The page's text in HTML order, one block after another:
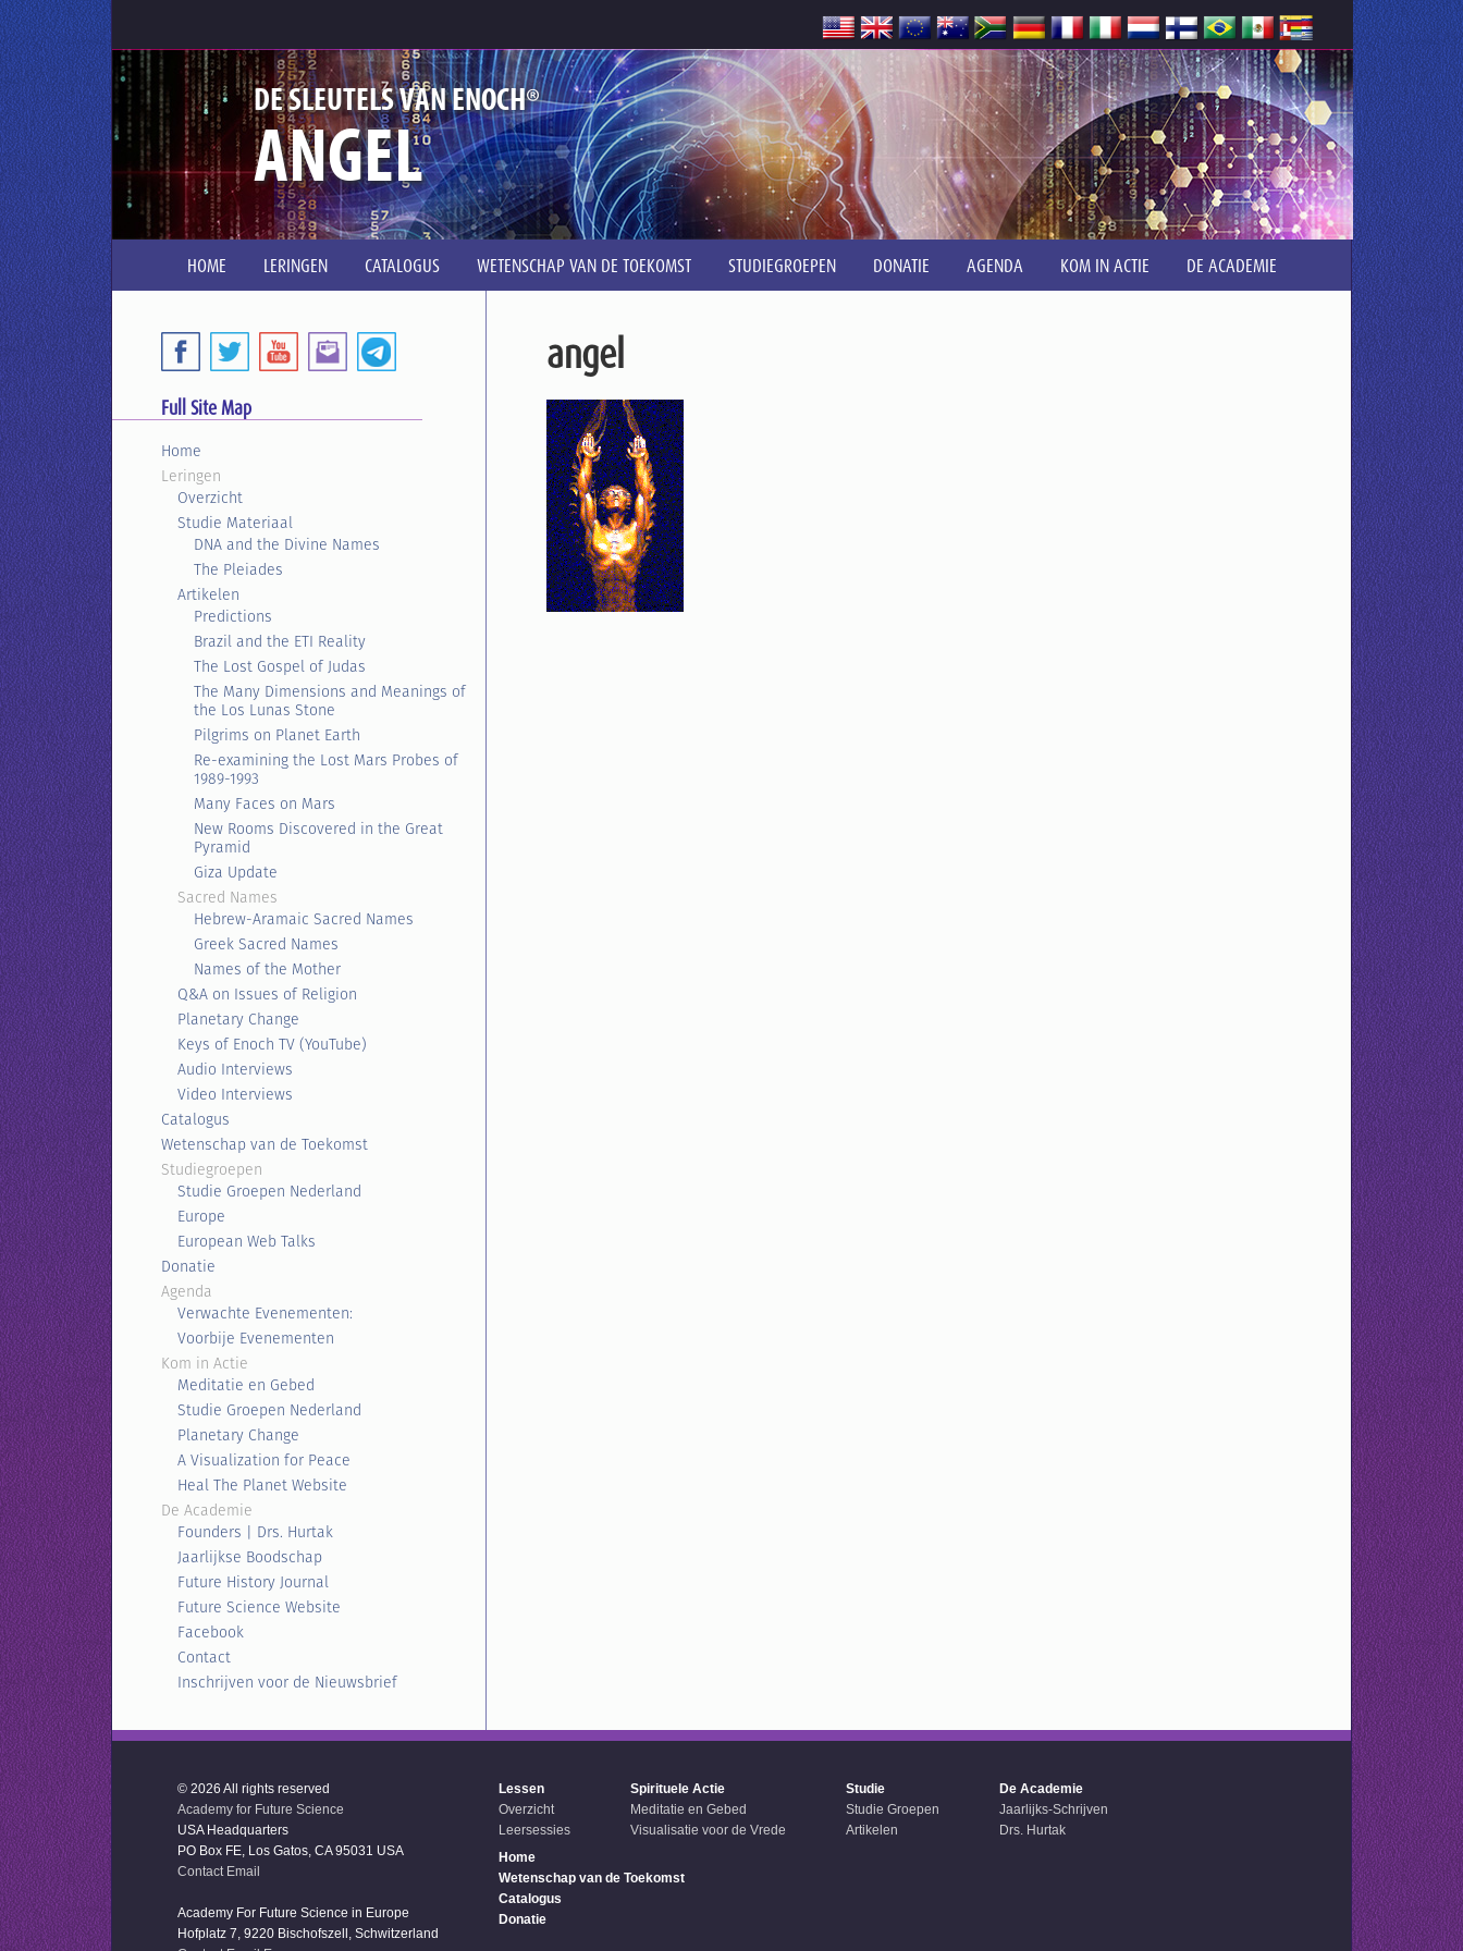
DE SLEUTELS VAN ENOCH®
ANGEL
HOME LERINGEN CATALOGUS WETENSCHAP VAN DE TOEKOMST STUDIEGROEPEN DONATIE AGENDA KOM IN ACTIE DE ACADEMIE
angel
Full Site Map
Home
Leringen
Overzicht
Studie Materiaal
DNA and the Divine Names
The Pleiades
Artikelen
Predictions
Brazil and the ETI Reality
The Lost Gospel of Judas
The Many Dimensions and Meanings of
the Los Lunas Stone
Pilgrims on Planet Earth
Re-examining the Lost Mars Probes of
1989-1993
Many Faces on Mars
New Rooms Discovered in the Great
Pyramid
Giza Update
Sacred Names
Hebrew-Aramaic Sacred Names
Greek Sacred Names
Names of the Mother
Q&A on Issues of Religion
Planetary Change
Keys of Enoch TV (YouTube)
Audio Interviews
Video Interviews
Catalogus
Wetenschap van de Toekomst
Studiegroepen
Studie Groepen Nederland
Europe
European Web Talks
Donatie
Agenda
Verwachte Evenementen:
Voorbije Evenementen
Kom in Actie
Meditatie en Gebed
Studie Groepen Nederland
Planetary Change
A Visualization for Peace
Heal The Planet Website
De Academie
Founders | Drs. Hurtak
Jaarlijkse Boodschap
Future History Journal
Future Science Website
Facebook
Contact
Inschrijven voor de Nieuwsbrief
© 2026 All rights reserved
Academy for Future Science
USA Headquarters
PO Box FE, Los Gatos, CA 95031 USA
Contact Email
Academy For Future Science in Europe
Hofplatz 7, 9220 Bischofszell, Schwitzerland
Lessen
Overzicht
Leersessies
Spirituele Actie
Meditatie en Gebed
Visualisatie voor de Vrede
Studie
Studie Groepen
Artikelen
De Academie
Jaarlijks-Schrijven
Drs. Hurtak
Home
Wetenschap van de Toekomst
Catalogus
Donatie